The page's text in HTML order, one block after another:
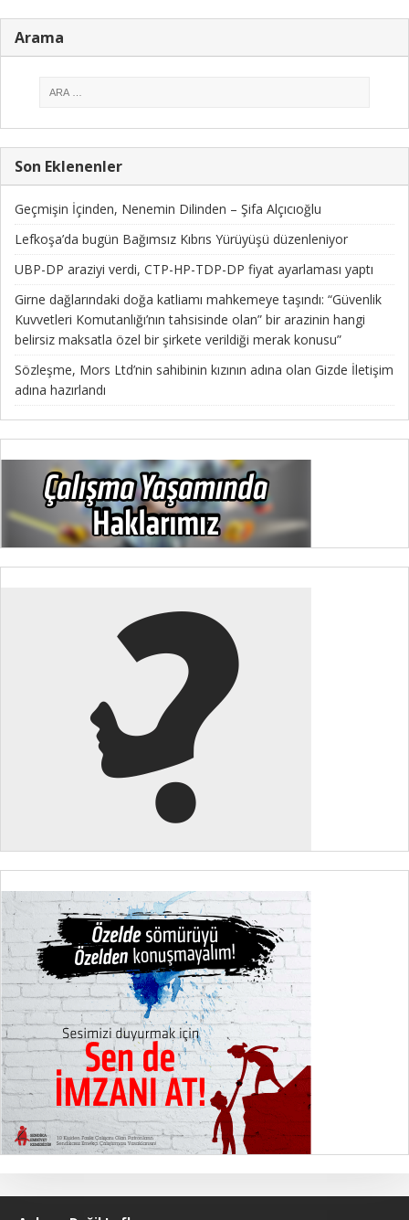
Arama
Son Eklenenler
Geçmişin İçinden, Nenemin Dilinden – Şifa Alçıcıoğlu
Lefkoşa’da bugün Bağımsız Kıbrıs Yürüyüşü düzenleniyor
UBP-DP araziyi verdi, CTP-HP-TDP-DP fiyat ayarlaması yaptı
Girne dağlarındaki doğa katliamı mahkemeye taşındı: “Güvenlik
Kuvvetleri Komutanlığı’nın tahsisinde olan” bir arazinin hangi
belirsiz maksatla özel bir şirkete verildiği merak konusu”
Sözleşme, Mors Ltd’nin sahibinin kızının adına olan Gizde İletişim
adına hazırlandı